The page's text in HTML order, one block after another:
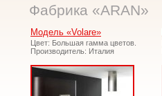
Фабрика «ARAN»
Модель «Volare»
Цвет: Большая гамма цветов.
Производитель: Италия